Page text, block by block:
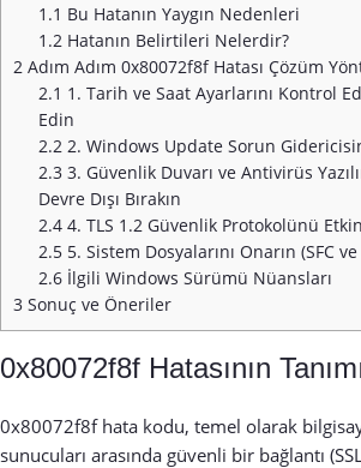
1.1 Bu Hatanın Yaygın Nedenleri
1.2 Hatanın Belirtileri Nelerdir?
2 Adım Adım 0x80072f8f Hatası Çözüm
2.1 1. Tarih ve Saat Ayarlarını Kontrol
Edin
2.2 2. Windows Update Sorun
2.3 3. Güvenlik Duvarı ve Antivirüs
Devre Dışı Bırakın
2.4 4. TLS 1.2 Güvenlik Protokolünü
2.5 5. Sistem Dosyalarını Onarın (SFC
2.6 İlgili Windows Sürümü Nüansları
3 Sonuç ve Öneriler
0x80072f8f Hatasının
0x80072f8f hata kodu, temel olarak
sunucuları arasında güvenli bir bağlantı